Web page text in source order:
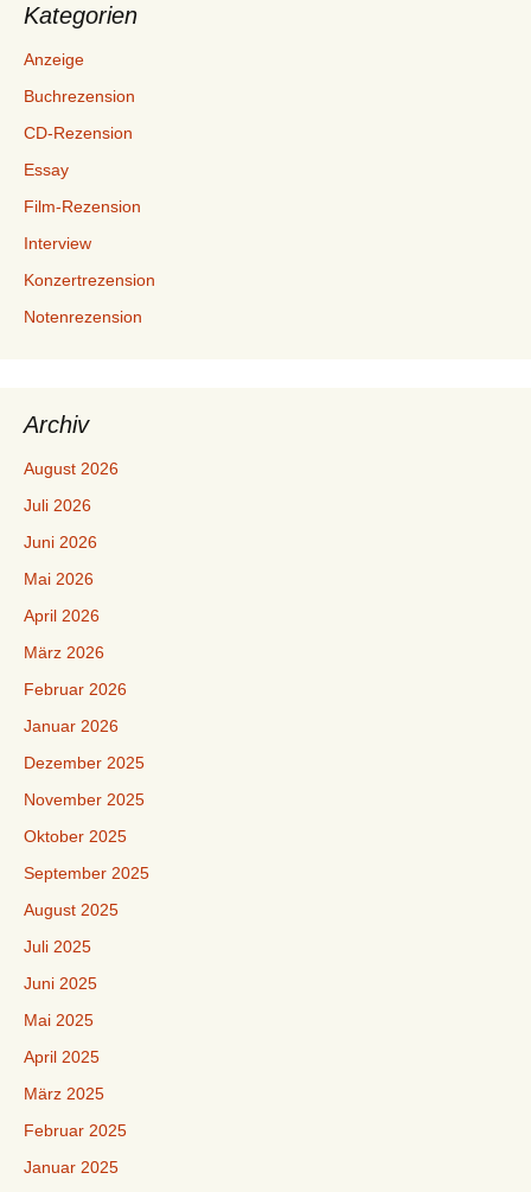
Kategorien
Anzeige
Buchrezension
CD-Rezension
Essay
Film-Rezension
Interview
Konzertrezension
Notenrezension
Archiv
August 2026
Juli 2026
Juni 2026
Mai 2026
April 2026
März 2026
Februar 2026
Januar 2026
Dezember 2025
November 2025
Oktober 2025
September 2025
August 2025
Juli 2025
Juni 2025
Mai 2025
April 2025
März 2025
Februar 2025
Januar 2025